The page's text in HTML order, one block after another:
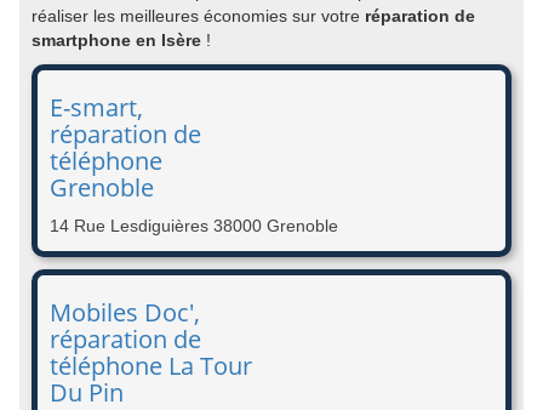
réaliser les meilleures économies sur votre réparation de
smartphone en Isère !
E-smart,
réparation de
téléphone
Grenoble
14 Rue Lesdiguières 38000 Grenoble
Mobiles Doc',
réparation de
téléphone La Tour
Du Pin